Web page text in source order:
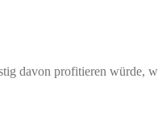
davon profitieren würde,